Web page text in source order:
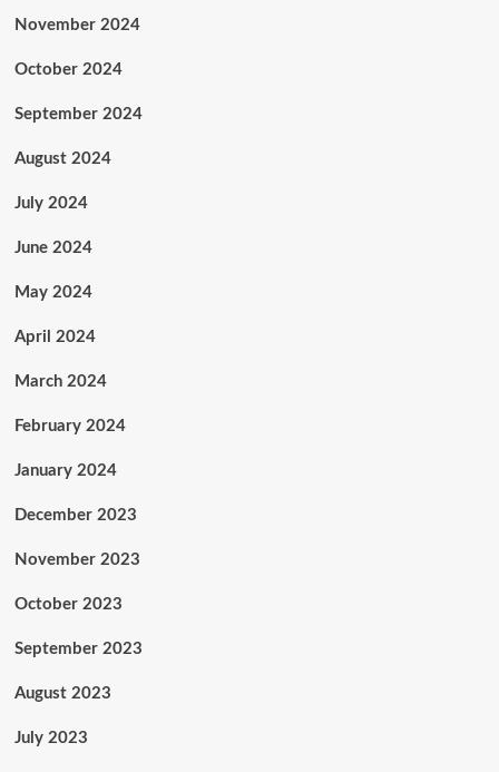
November 2024
October 2024
September 2024
August 2024
July 2024
June 2024
May 2024
April 2024
March 2024
February 2024
January 2024
December 2023
November 2023
October 2023
September 2023
August 2023
July 2023